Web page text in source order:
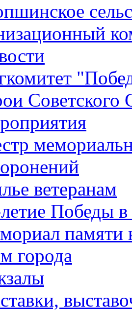
Советского
ветеранам
Победы
памяти
города